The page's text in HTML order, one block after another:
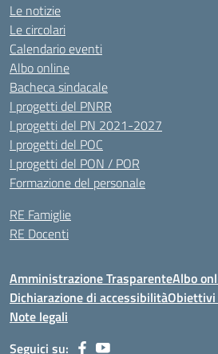
Le notizie
Le circolari
Calendario eventi
Albo online
Bacheca sindacale
I progetti del PNRR
I progetti del PN 2021-2027
I progetti del POC
I progetti del PON / POR
Formazione del personale
RE Famiglie
RE Docenti
Amministrazione TrasparenteAlbo
Dichiarazione di accessibilità
Note legali
Seguici su: